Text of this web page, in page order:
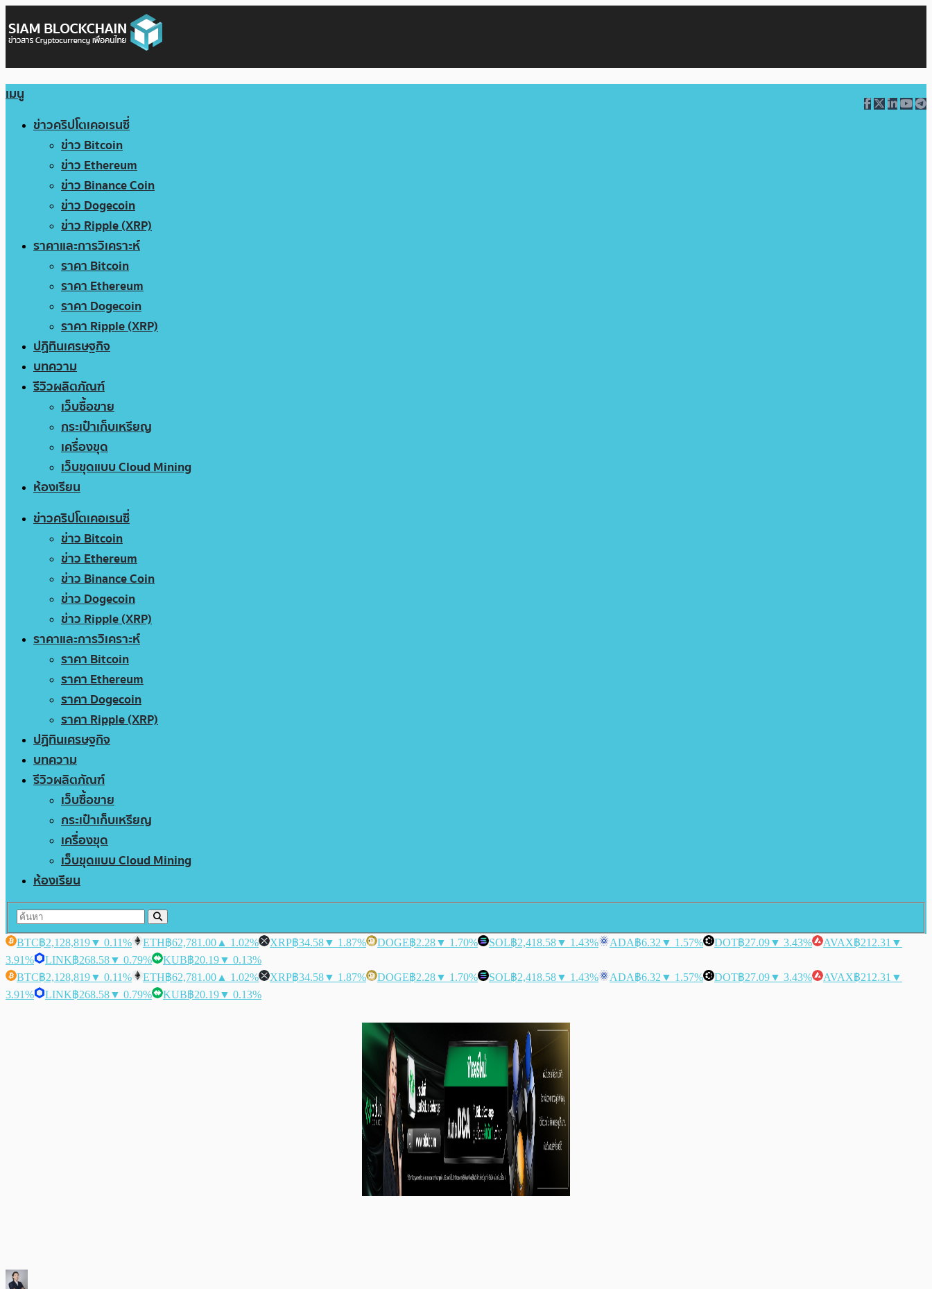
เมนู
ข่าวคริปโตเคอเรนซี่
ข่าว Bitcoin
ข่าว Ethereum
ข่าว Binance Coin
ข่าว Dogecoin
ข่าว Ripple (XRP)
ราคาและการวิเคราะห์
ราคา Bitcoin
ราคา Ethereum
ราคา Dogecoin
ราคา Ripple (XRP)
ปฏิทินเศรษฐกิจ
บทความ
รีวิวผลิตภัณฑ์
เว็บซื้อขาย
กระเป๋าเก็บเหรียญ
เครื่องขุด
เว็บขุดแบบ Cloud Mining
ห้องเรียน
ข่าวคริปโตเคอเรนซี่
ข่าว Bitcoin
ข่าว Ethereum
ข่าว Binance Coin
ข่าว Dogecoin
ข่าว Ripple (XRP)
ราคาและการวิเคราะห์
ราคา Bitcoin
ราคา Ethereum
ราคา Dogecoin
ราคา Ripple (XRP)
ปฏิทินเศรษฐกิจ
บทความ
รีวิวผลิตภัณฑ์
เว็บซื้อขาย
กระเป๋าเก็บเหรียญ
เครื่องขุด
เว็บขุดแบบ Cloud Mining
ห้องเรียน
BTC฿2,128,819▼ 0.11% ETH฿62,781.00 ▲ 1.02% XRP฿34.58▼ 1.87% DOGE฿2.28▼ 1.70% SOL฿2,418.58▼ 1.43% ADA฿6.32 ▼ 1.57% DOT฿27.09▼ 3.43% AVAX฿212.31 ▼
3.91%
LINK฿268.58▼ 0.79% KUB฿20.19▼ 0.13%
BTC฿2,128,819▼ 0.11% ETH฿62,781.00 ▲ 1.02% XRP฿34.58▼ 1.87% DOGE฿2.28▼ 1.70% SOL฿2,418.58▼ 1.43% ADA฿6.32 ▼ 1.57% DOT฿27.09▼ 3.43% AVAX฿212.31 ▼
3.91%
LINK฿268.58▼ 0.79% KUB฿20.19▼ 0.13%